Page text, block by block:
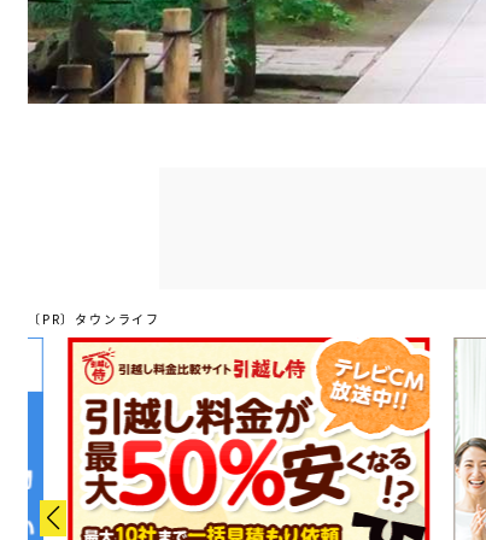
〔PR〕タウンライフ